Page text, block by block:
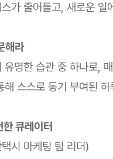
가 줄어들고, 새로운 일
해라
유명한 습관 중 하나로,
해 스스로 동기 부여된
큐레이터
시 마케팅 팀 리더)